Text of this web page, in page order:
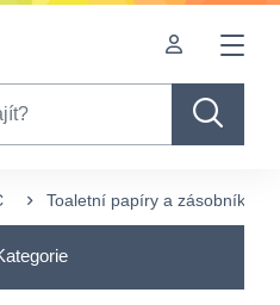
Toaletní papíry a zásobníky